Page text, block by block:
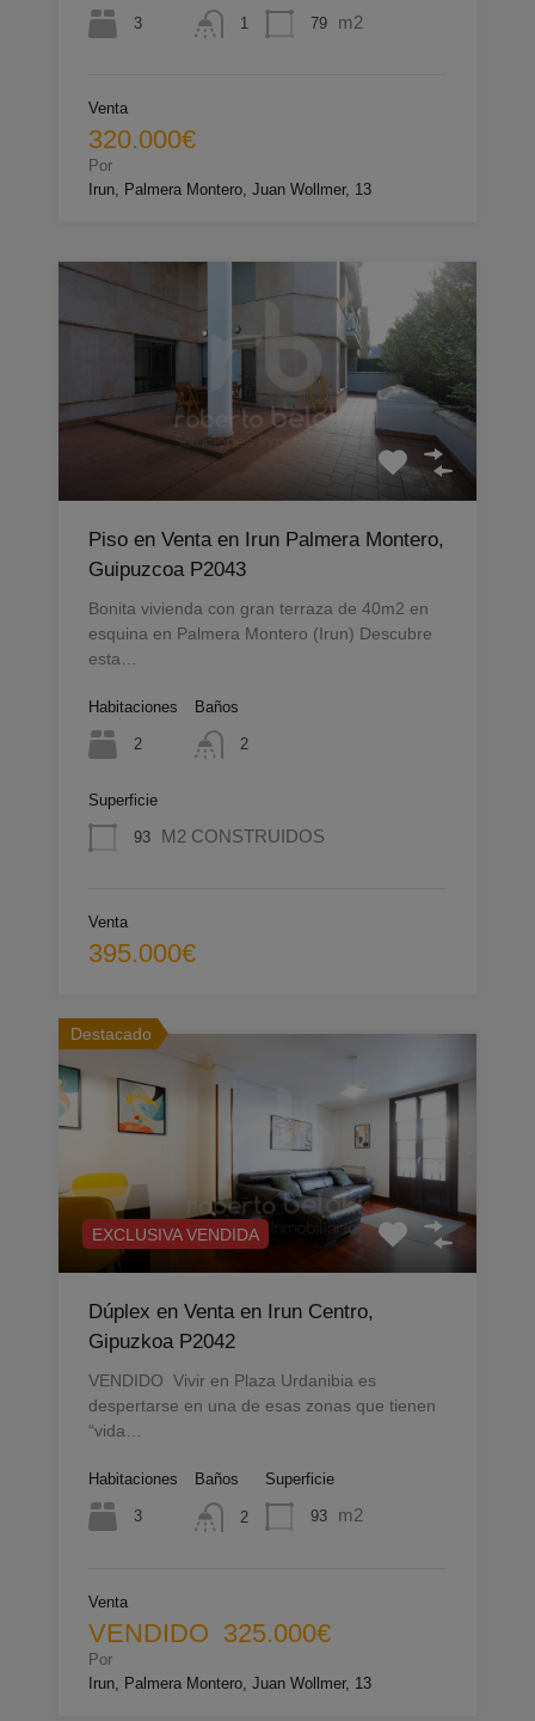
3 1 79 m2
Venta
320.000€
Por
Irun, Palmera Montero, Juan Wollmer, 13
Piso en Venta en Irun Palmera Montero,
Guipuzcoa P2043
Bonita vivienda con gran terraza de 40m2 en
esquina en Palmera Montero (Irun) Descubre
esta…
Habitaciones
2
Baños
2
Superficie
93 M2 CONSTRUIDOS
Venta
395.000€
Destacado
EXCLUSIVA VENDIDA
Dúplex en Venta en Irun Centro,
Gipuzkoa P2042
VENDIDO Vivir en Plaza Urdanibia es
despertarse en una de esas zonas que tienen
“vida…
Habitaciones
3
Baños
2
Superficie
93 m2
Venta
VENDIDO 325.000€
Por
Irun, Palmera Montero, Juan Wollmer, 13